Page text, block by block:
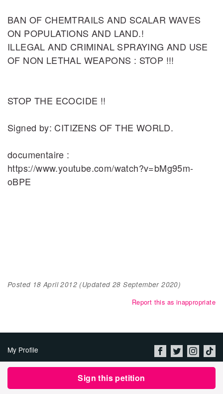
Sign this petition
BAN OF CHEMTRAILS AND SCALAR WAVES
ON POPULATIONS AND LAND.!
ILLEGAL AND CRIMINAL SPRAYING AND USE
OF NON LETHAL WEAPONS : STOP !!!
STOP THE ECOCIDE !!
Signed by: CITIZENS OF THE WORLD.
documentaire :
https://www.youtube.com/watch?v=bMg95m‐
oBPE
Posted 18 April 2012 (Updated28 September 2020)
Report this as inappropriate
My Profile
About Us
Privacy Policy & Terms of